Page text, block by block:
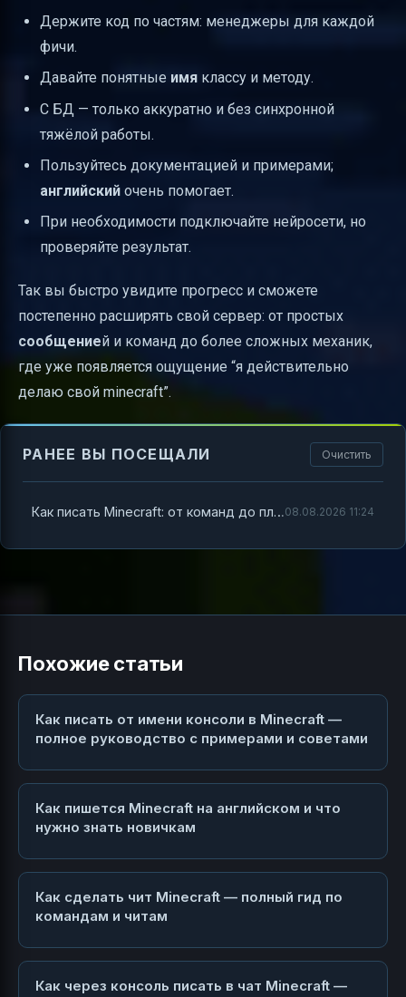
Держите код по частям: менеджеры для каждой
фичи.
Давайте понятные имя классу и методу.
С БД — только аккуратно и без синхронной
тяжёлой работы.
Пользуйтесь документацией и примерами;
английский очень помогает.
При необходимости подключайте нейросети, но
проверяйте результат.
Так вы быстро увидите прогресс и сможете
постепенно расширять свой сервер: от простых
сообщенией и команд до более сложных механик,
где уже появляется ощущение “я действительно
делаю свой minecraft”.
РАНЕЕ ВЫ ПОСЕЩАЛИ Очистить
Как писать Minecraft: от команд до плагинов (простым языком)08.08.2026 11:24
Похожие статьи
Как писать от имени консоли в Minecraft —
полное руководство с примерами и советами
Как пишется Minecraft на английском и что
нужно знать новичкам
Как сделать чит Minecraft — полный гид по
командам и читам
Как через консоль писать в чат Minecraft —